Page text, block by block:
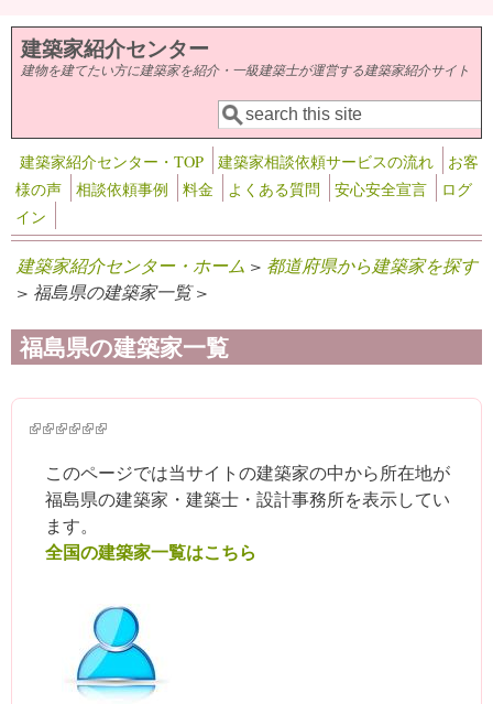
メインコンテンツに移動
建築家紹介センター
建物を建てたい方に建築家を紹介・一級建築士が運営する建築家紹介サイト
検索フォーム
検索
建築家紹介センター・TOP 建築家相談依頼サービスの流れ
お客
様の声
相談依頼事例 料金 よくある質問 安心安全宣言
ログ
イン
建築家紹介センター・ホーム > 都道府県から建築家を探す
> 福島県の建築家一覧 >
福島県の建築家一覧
(link is external)
(link is external)
(link is external)
(link is external)
(link is external)
(link is external)
このページでは当サイトの建築家の中から所在地が
福島県の建築家・建築士・設計事務所を表示してい
ます。
全国の建築家一覧はこちら